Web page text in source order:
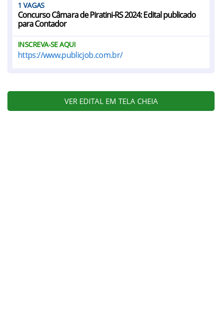
1
Concurso Câmara de Piratini-RS 2024: Edital publicado
para Contador
INSCREVA-SE AQUI
https://www.publicjob.com.br/
VER EDITAL EM TELA CHEIA